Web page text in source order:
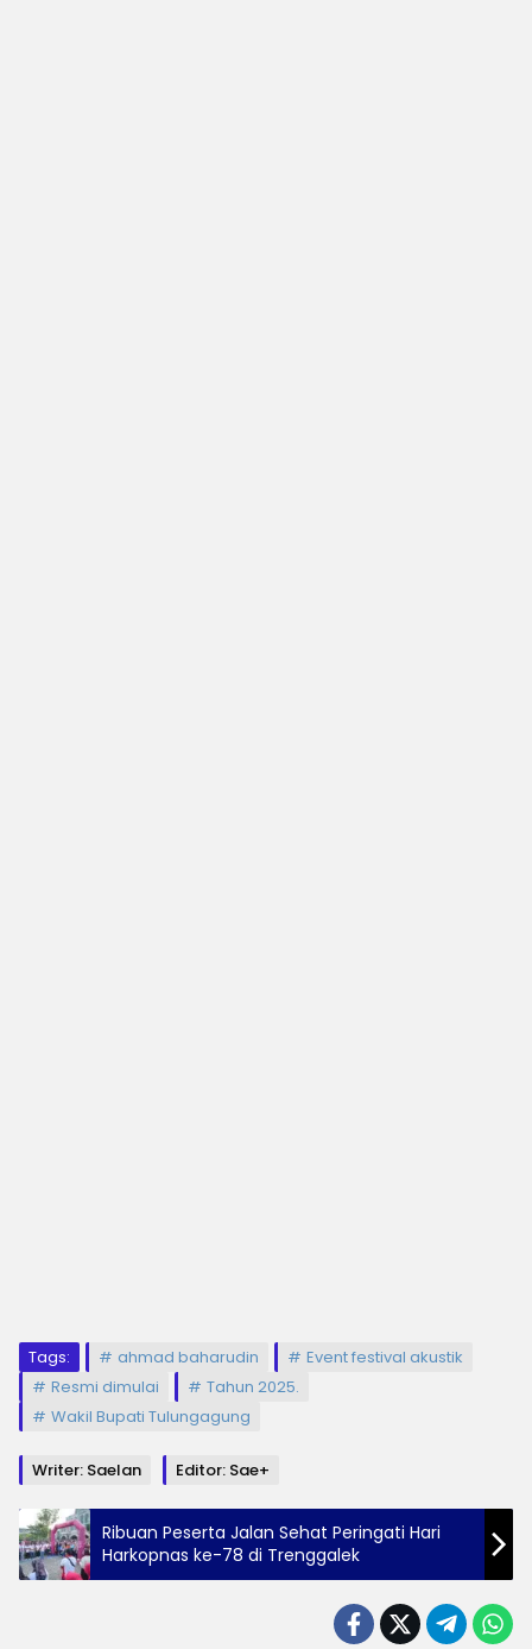
Tags: ahmad baharudin
Event festival akustik
Resmi dimulai
Tahun 2025.
Wakil Bupati Tulungagung
Writer: Saelan Editor: Sae+
Ribuan Peserta Jalan Sehat Peringati Hari
Harkopnas ke-78 di Trenggalek